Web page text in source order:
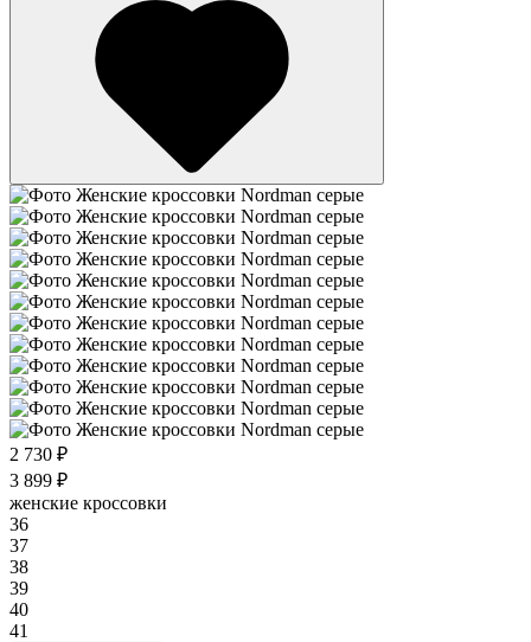
2 730 ₽
3 899 ₽
женские кроссовки
36
37
38
39
40
41